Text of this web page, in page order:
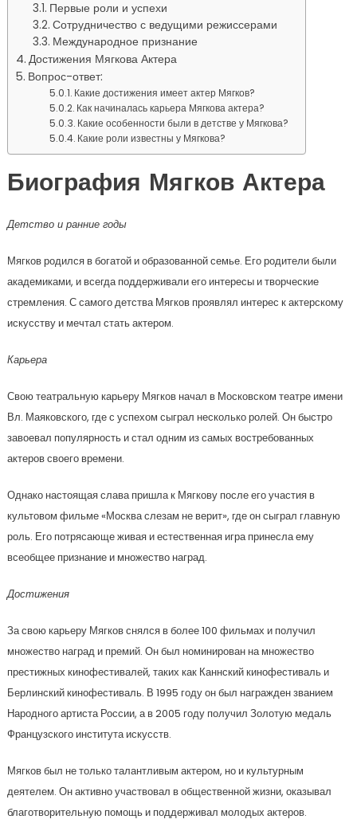
Первые роли и успехи
Сотрудничество с ведущими режиссерами
Международное признание
Достижения Мягкова Актера
Вопрос-ответ:
Какие достижения имеет актер Мягков?
Как начиналась карьера Мягкова актера?
Какие особенности были в детстве у Мягкова?
Какие роли известны у Мягкова?
Биография Мягков Актера
Детство и ранние годы
Мягков родился в богатой и образованной семье. Его родители были
академиками, и всегда поддерживали его интересы и творческие
стремления. С самого детства Мягков проявлял интерес к актерскому
искусству и мечтал стать актером.
Карьера
Свою театральную карьеру Мягков начал в Московском театре имени
Вл. Маяковского, где с успехом сыграл несколько ролей. Он быстро
завоевал популярность и стал одним из самых востребованных
актеров своего времени.
Однако настоящая слава пришла к Мягкову после его участия в
культовом фильме «Москва слезам не верит», где он сыграл главную
роль. Его потрясающе живая и естественная игра принесла ему
всеобщее признание и множество наград.
Достижения
За свою карьеру Мягков снялся в более 100 фильмах и получил
множество наград и премий. Он был номинирован на множество
престижных кинофестивалей, таких как Каннский кинофестиваль и
Берлинский кинофестиваль. В 1995 году он был награжден званием
Народного артиста России, а в 2005 году получил Золотую медаль
Французского института искусств.
Мягков был не только талантливым актером, но и культурным
деятелем. Он активно участвовал в общественной жизни, оказывал
благотворительную помощь и поддерживал молодых актеров.